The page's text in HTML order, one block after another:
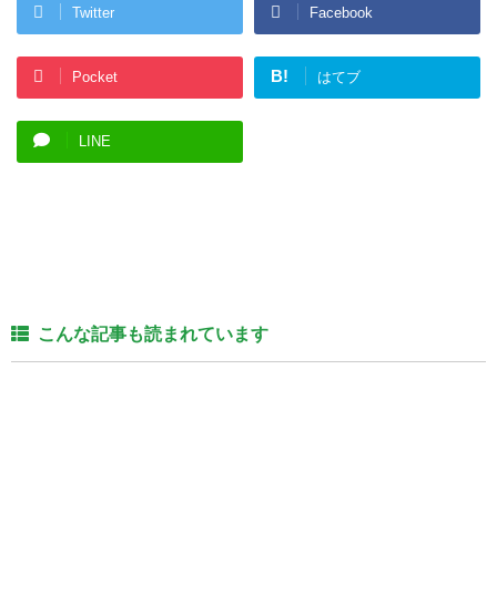
Twitter Facebook
Pocket B! はてブ
LINE
こんな記事も読まれています